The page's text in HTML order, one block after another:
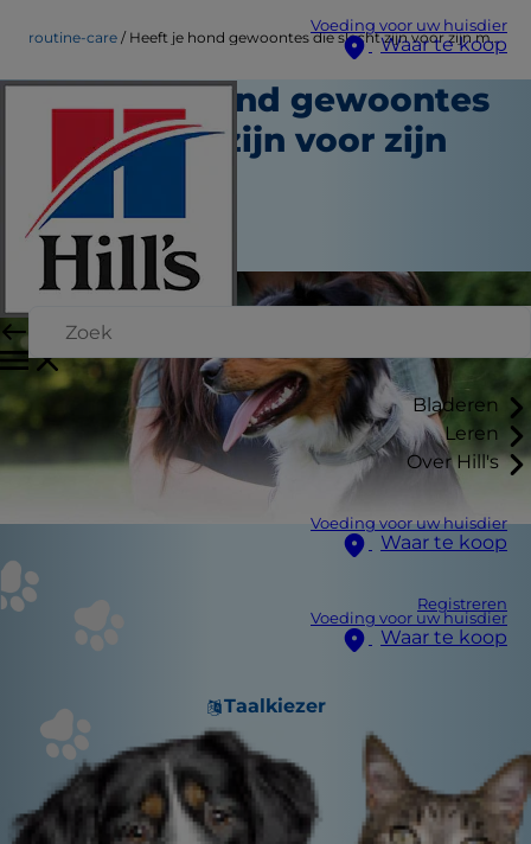
Voeding voor uw huisdier
Waar te koop
Bladeren
Leren
Over Hill's
Voeding voor uw huisdier
Waar te koop
Registreren
Voeding voor uw huisdier
Waar te koop
Taalkiezer
routine-care Heeft je hond gewoontes die slecht zijn voor zijn maag?
Heeft je hond gewoontes
die slecht zijn voor zijn
maag?
Routinezorg
Medewerker auteur